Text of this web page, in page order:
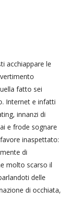
acchiappare le
fatto sei
Internet e infatti
innanzi di
e frode sognare
inaspettato:
di
molto scarso il
delle
di occhiata,